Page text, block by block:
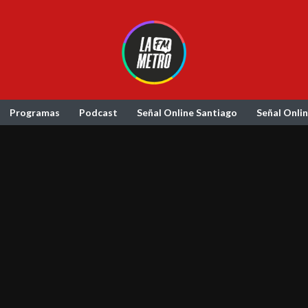
Programas Podcast Señal Online Santiago Señal